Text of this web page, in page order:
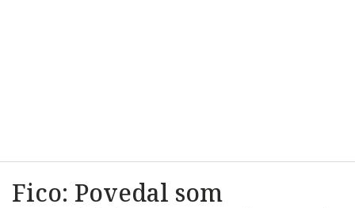
Fico: Povedal som